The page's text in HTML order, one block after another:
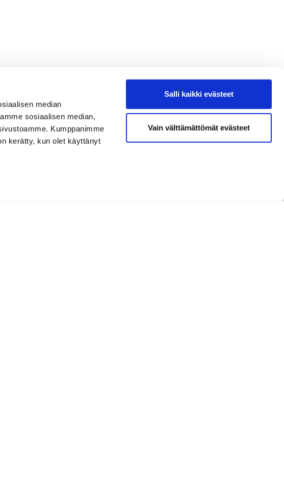
median
sosiaalisen median,
Kumppanimme
kerätty, kun olet käyttänyt
Salli kaikki evästeet
Vain välttämättömät evästeet